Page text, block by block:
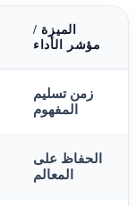
الميزة /
مؤشر الأداء
زمن تسليم
المفهوم
الحفاظ على
المعالم